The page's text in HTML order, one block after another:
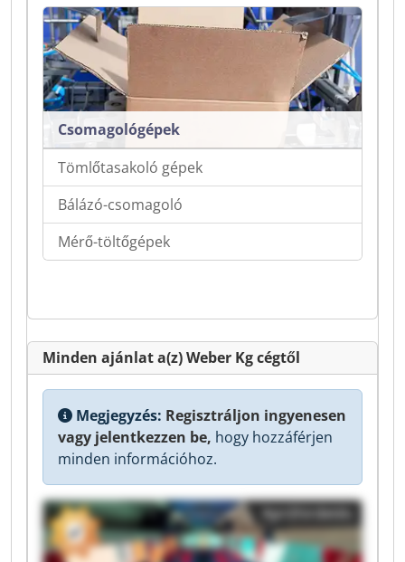
Csomagológépek
Tömlőtasakoló gépek
Bálázó-csomagoló
Mérő-töltőgépek
Minden ajánlat a(z) Weber Kg cégtől
Megjegyzés: Regisztráljon ingyenesen
vagy jelentkezzen be, hogy hozzáférjen
minden információhoz.
Apróhirdetés